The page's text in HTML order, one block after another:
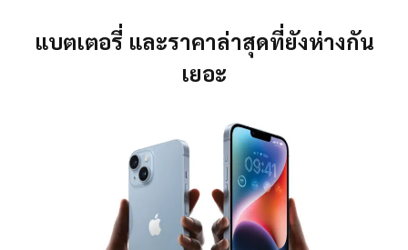
แบตเตอรี่ และราคาล่าสุดที่ยังห่างกัน
เยอะ